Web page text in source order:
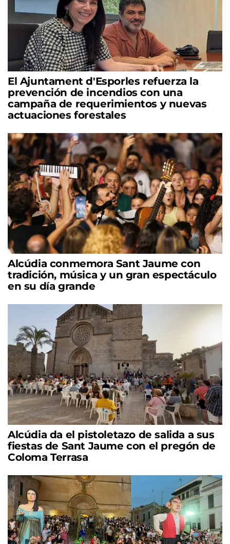
El Ajuntament d'Esporles refuerza la
prevención de incendios con una
campaña de requerimientos y nuevas
actuaciones forestales
Alcúdia conmemora Sant Jaume con
tradición, música y un gran espectáculo
en su día grande
Alcúdia da el pistoletazo de salida a sus
fiestas de Sant Jaume con el pregón de
Coloma Terrasa